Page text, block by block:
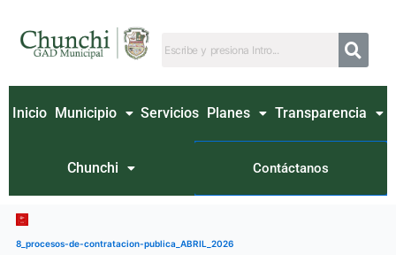
contenido
Inicio Municipio Servicios Planes Transparencia
Chunchi Contáctanos
8_procesos-de-contratacion-publica_ABRIL_2026